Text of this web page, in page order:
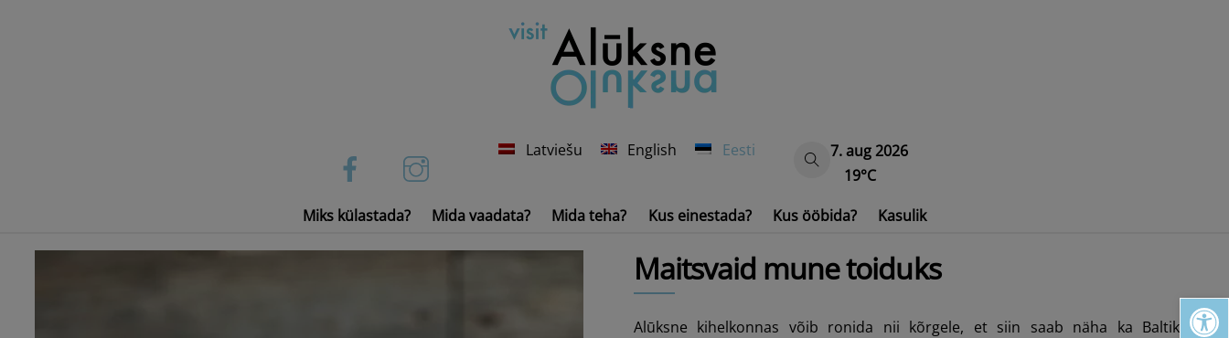
Open toolbar
Latviešu English Eesti
7. aug 2026
19°C
Miks külastada? Mida vaadata? Mida teha? Kus einestada? Kus ööbida? Kasulik
Maitsvaid mune toiduks
Alūksne kihelkonnas võib ronida nii kõrgele, et siin saab näha ka Baltikumi